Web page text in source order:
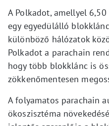
A Polkadot, amellyel
egy egyedülálló
különböző hálózatok
Polkadot a parachain
hogy több blokklánc is
zökkenőmentesen
A folyamatos parachain
ökoszisztéma